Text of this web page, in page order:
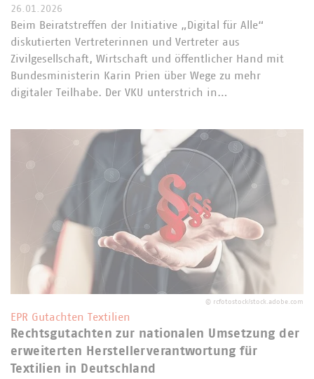
26.01.2026
Beim Beiratstreffen der Initiative „Digital für Alle“
diskutierten Vertreterinnen und Vertreter aus
Zivilgesellschaft, Wirtschaft und öffentlicher Hand mit
Bundesministerin Karin Prien über Wege zu mehr
digitaler Teilhabe. Der VKU unterstrich in…
© rcfotostock/stock.adobe.com
EPR Gutachten Textilien
Rechtsgutachten zur nationalen Umsetzung der
erweiterten Herstellerverantwortung für
Textilien in Deutschland